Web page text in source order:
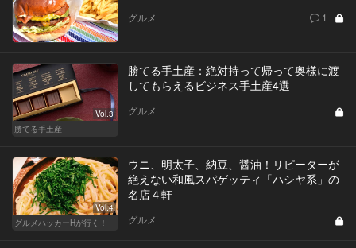
グルメ 1
Vol.3
勝てる手土産
勝てる手土産：絶対持って帰って奥様に渡
してもらえるビジネス手土産4選
グルメ
Vol.4
グルメハッカーHが行く！
ウニ、明太子、納豆、醤油！リピーターが
絶えない和風スパゲッティ「ハシヤ系」の
名店４軒
グルメ